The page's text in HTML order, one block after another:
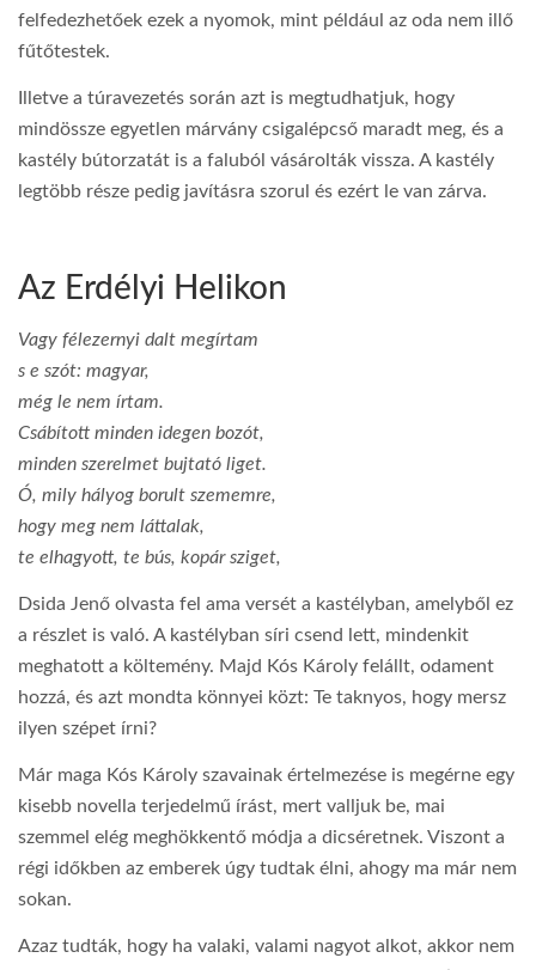
felfedezhetőek ezek a nyomok, mint például az oda nem illő
fűtőtestek.
Illetve a túravezetés során azt is megtudhatjuk, hogy
mindössze egyetlen márvány csigalépcső maradt meg, és a
kastély bútorzatát is a faluból vásárolták vissza. A kastély
legtöbb része pedig javításra szorul és ezért le van zárva.
Az Erdélyi Helikon
Vagy félezernyi dalt megírtam
s e szót: magyar,
még le nem írtam.
Csábított minden idegen bozót,
minden szerelmet bujtató liget.
Ó, mily hályog borult szememre,
hogy meg nem láttalak,
te elhagyott, te bús, kopár sziget,
Dsida Jenő olvasta fel ama versét a kastélyban, amelyből ez
a részlet is való. A kastélyban síri csend lett, mindenkit
meghatott a költemény. Majd Kós Károly felállt, odament
hozzá, és azt mondta könnyei közt: Te taknyos, hogy mersz
ilyen szépet írni?
Már maga Kós Károly szavainak értelmezése is megérne egy
kisebb novella terjedelmű írást, mert valljuk be, mai
szemmel elég meghökkentő módja a dicséretnek. Viszont a
régi időkben az emberek úgy tudtak élni, ahogy ma már nem
sokan.
Azaz tudták, hogy ha valaki, valami nagyot alkot, akkor nem